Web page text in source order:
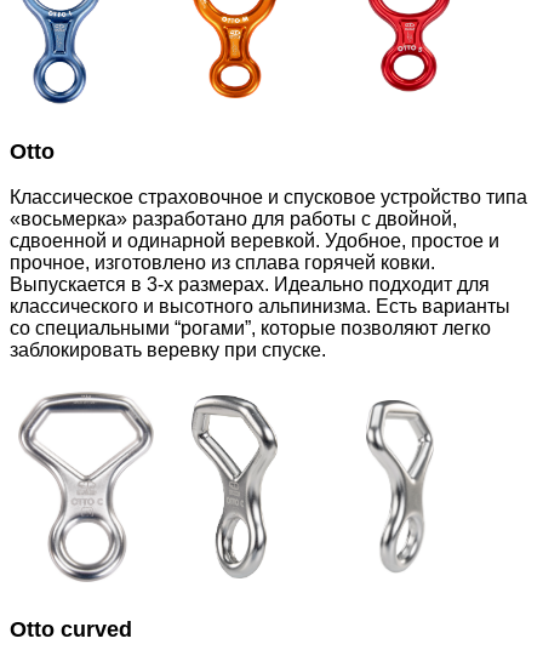
Otto
Классическое страховочное и спусковое устройство типа
«восьмерка» разработано для работы с двойной,
сдвоенной и одинарной веревкой. Удобное, простое и
прочное, изготовлено из сплава горячей ковки.
Выпускается в 3-х размерах. Идеально подходит для
классического и высотного альпинизма. Есть варианты
со специальными “рогами”, которые позволяют легко
заблокировать веревку при спуске.
Otto curved